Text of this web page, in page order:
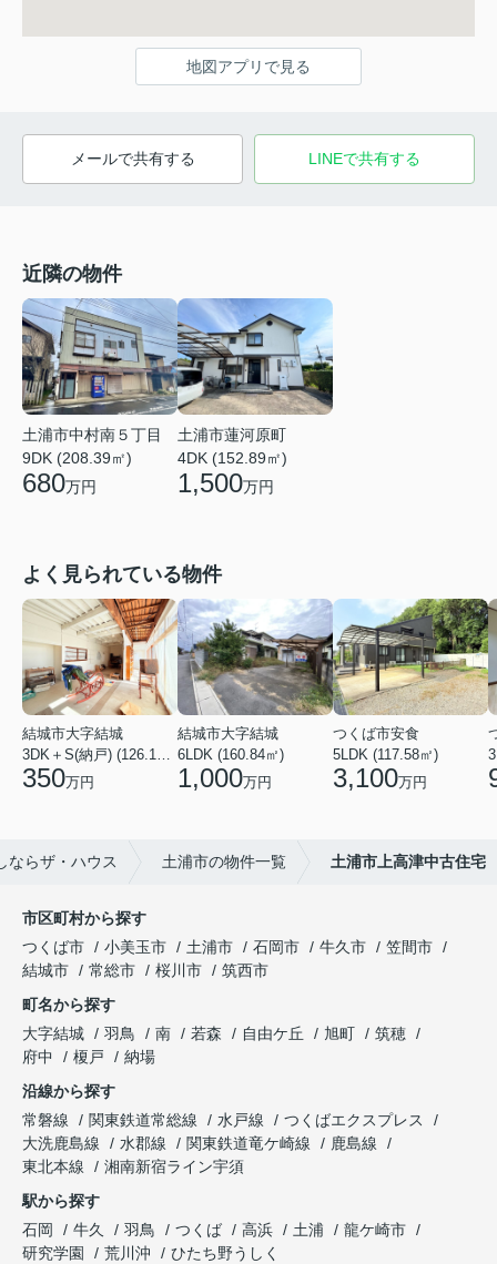
地図アプリで見る
メールで共有する LINEで共有する
近隣の物件
土浦市中村南５丁目
9DK (208.39㎡)
680万円
土浦市蓮河原町
4DK (152.89㎡)
1,500万円
よく見られている物件
結城市大字結城
3DK＋S(納戸) (126.19㎡)
350万円
結城市大字結城
6LDK (160.84㎡)
1,000万円
つくば市安食
5LDK (117.58㎡)
3,100万円
ならザ・ハウス 土浦市の物件一覧 土浦市上高津中古住宅
市区町村から探す
つくば市
小美玉市 土浦市 石岡市 牛久市
笠間市
結城市
常総市 桜川市
筑西市
町名から探す
大字結城
羽鳥 南 若森 自由ケ丘 旭町
筑穂
府中
榎戸
納場
沿線から探す
常磐線
関東鉄道常総線 水戸線
つくばエクスプレス
大洗鹿島線
水郡線 関東鉄道竜ケ崎線
鹿島線
東北本線
湘南新宿ライン宇須
駅から探す
石岡
牛久 羽鳥 つくば 高浜 土浦
龍ケ崎市
研究学園
荒川沖 ひたち野うしく